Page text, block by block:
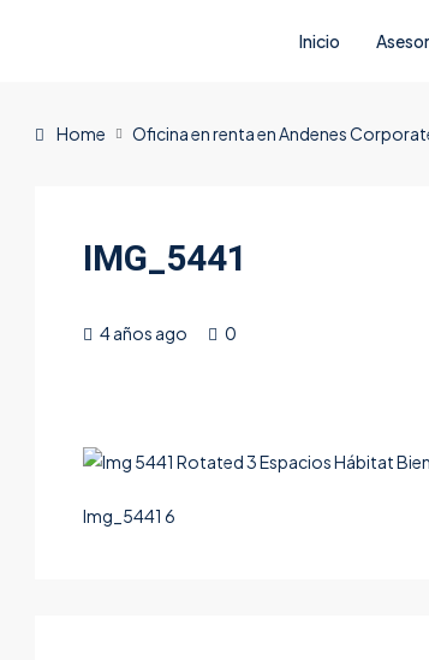
Inicio
Home Oficina en renta en Andenes
IMG_5441
4 años ago 0
Img_5441 6